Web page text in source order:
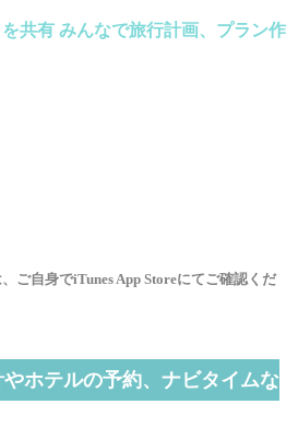
共有 みんなで旅行計画、プラン作
ご自身でiTunes App Storeにてご確認くだ
ホテルの予約、ナビタイムな